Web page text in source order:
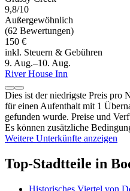
9,8/10
Außergewöhnlich
(62 Bewertungen)
150 €
inkl. Steuern & Gebühren
9. Aug.–10. Aug.
River House Inn
Dies ist der niedrigste Preis pro
für einen Aufenthalt mit 1
gefunden wurde. Preise und
Es können zusätzliche
Weitere Unterkünfte anzeigen
Top-Stadtteile in
Historisches Viertel von